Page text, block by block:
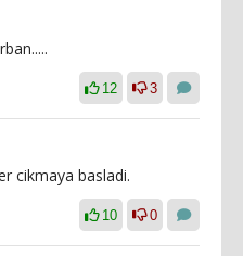
12 3
cikmaya basladi.
10 0